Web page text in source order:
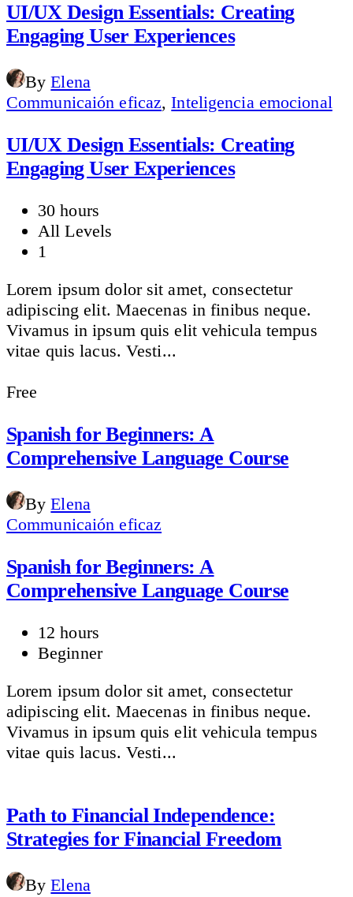
UI/UX Design Essentials: Creating
Engaging User Experiences
By Elena
Communicaión eficaz,Inteligencia emocional
UI/UX Design Essentials: Creating
Engaging User Experiences
30 hours
All Levels
1
Lorem ipsum dolor sit amet, consectetur
adipiscing elit. Maecenas in finibus neque.
Vivamus in ipsum quis elit vehicula tempus
vitae quis lacus. Vesti...
Free
Spanish for Beginners: A
Comprehensive Language Course
By Elena
Communicaión eficaz
Spanish for Beginners: A
Comprehensive Language Course
12 hours
Beginner
Lorem ipsum dolor sit amet, consectetur
adipiscing elit. Maecenas in finibus neque.
Vivamus in ipsum quis elit vehicula tempus
vitae quis lacus. Vesti...
Path to Financial Independence:
Strategies for Financial Freedom
By Elena